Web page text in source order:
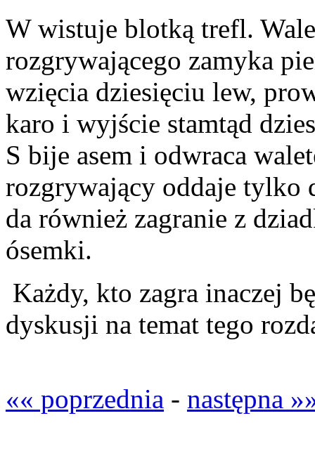
W wistuje blotką trefl.
rozgrywającego zamyka
wzięcia dziesięciu lew,
karo i wyjście stamtąd
S bije asem i odwraca
rozgrywający oddaje tylko
da również zagranie z
ósemki.
Każdy, kto zagra inaczej
dyskusji na temat tego
«« poprzednia - następna